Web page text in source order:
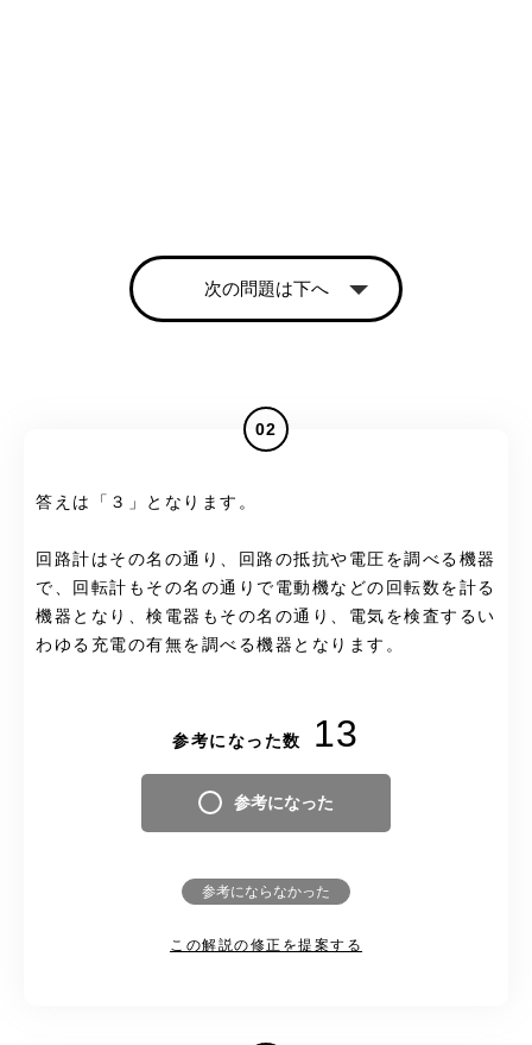
次の問題は下へ
02
答えは「３」となります。
回路計はその名の通り、回路の抵抗や電圧を調べる機器
で、回転計もその名の通りで電動機などの回転数を計る
機器となり、検電器もその名の通り、電気を検査するい
わゆる充電の有無を調べる機器となります。
参考になった数 13
参考になった
参考にならなかった
この解説の修正を提案する